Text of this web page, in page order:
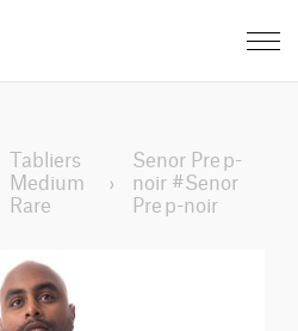
Tabliers
Medium
Rare
›
Senor Prep-
noir #Senor
Prep-noir